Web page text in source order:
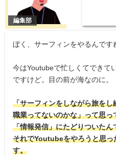
ぼく、サーフィンをやるんです
今はYoutubeで忙しくてできて
ですけど。目の前が海なのに。
「サーフィンをしながら旅をし
職業ってないのかな」って思っ
「情報発信」にたどりついたん
それでYoutubeをやろうと思っ
す。